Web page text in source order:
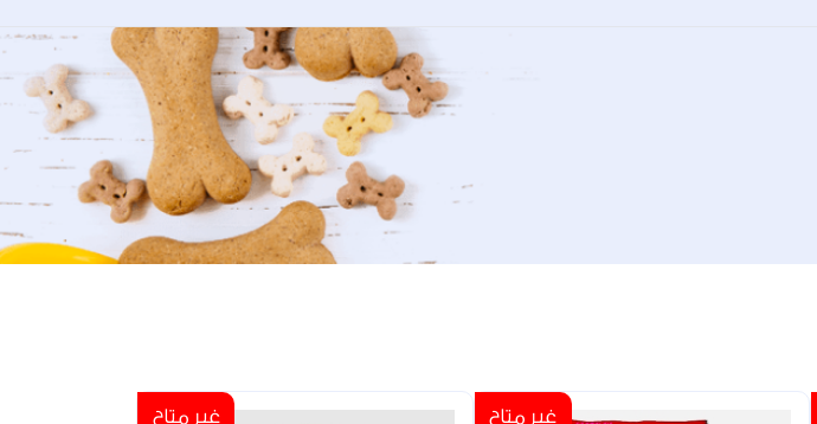
غير متاح غير متاح